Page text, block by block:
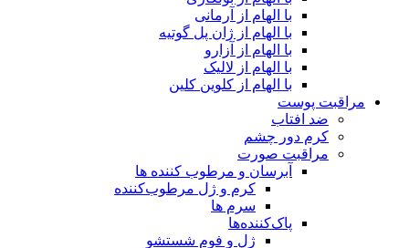
با الهام از آرمانی
با الهام از ژان پل گوتیه
با الهام از آزارو
با الهام از لالیک
با الهام از کلوین کلین
مراقبت پوست
ضد افتاب
کرم دور چشم
مراقبت صورت
آبرسان و مرطوب کننده ها
کرم و ژل مرطوب‌کننده
سرم ها
پاک‌کننده‌ها
ژل و فوم شستشو